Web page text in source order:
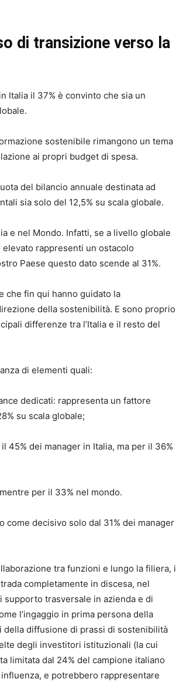
di transizione verso la
Italia il 37% è convinto che sia un
sostenibile rimangono un tema
ai propri budget di spesa.
del bilancio annuale destinata ad
sia solo del 12,5% su scala globale.
e nel Mondo. Infatti, se a livello globale
rappresenti un ostacolo
Paese questo dato scende al 31%.
che fin qui hanno guidato la
della sostenibilità. E sono proprio
differenze tra l’Italia e il resto del
di elementi quali:
dedicati: rappresenta un fattore
su scala globale;
45% dei manager in Italia, ma per il 36%
per il 33% nel mondo.
decisivo solo dal 31% dei manager
tra funzioni e lungo la filiera, i
completamente in discesa, nel
trasversale in azienda e di
l’ingaggio in prima persona della
diffusione di prassi di sostenibilità
degli investitori istituzionali (la cui
limitata dal 24% del campione italiano
e potrebbero rappresentare